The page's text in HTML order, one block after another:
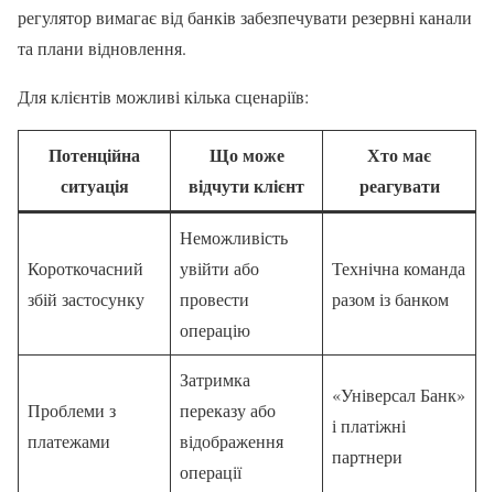
регулятор вимагає від банків забезпечувати резервні канали
та плани відновлення.
Для клієнтів можливі кілька сценаріїв:
Потенційна
ситуація
Що може
відчути клієнт
Хто має
реагувати
Короткочасний
збій застосунку
Неможливість
увійти або
провести
операцію
Технічна команда
разом із банком
Проблеми з
платежами
Затримка
переказу або
відображення
операції
«Універсал Банк»
і платіжні
партнери